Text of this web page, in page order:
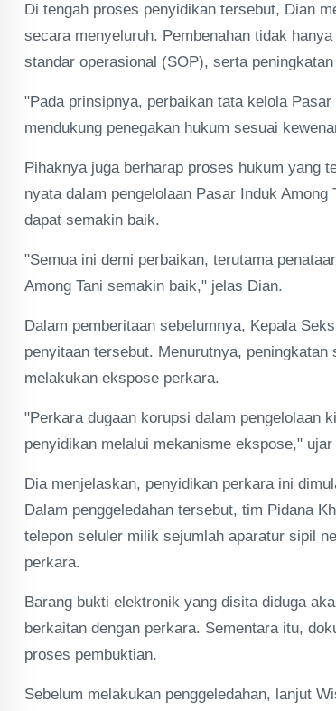
Di tengah proses penyidikan tersebut, Dian
secara menyeluruh. Pembenahan tidak
standar operasional (SOP), serta
"Pada prinsipnya, perbaikan tata kelola
mendukung penegakan hukum sesuai
Pihaknya juga berharap proses hukum yang
nyata dalam pengelolaan Pasar Induk
dapat semakin baik.
"Semua ini demi perbaikan, terutama
Among Tani semakin baik," jelas Dian.
Dalam pemberitaan sebelumnya, Kepala
penyitaan tersebut. Menurutnya,
melakukan ekspose perkara.
"Perkara dugaan korupsi dalam pengelolaan
penyidikan melalui mekanisme ekspose,"
Dia menjelaskan, penyidikan perkara ini
Dalam penggeledahan tersebut, tim Pidana
telepon seluler milik sejumlah aparatur sipil
perkara.
Barang bukti elektronik yang disita diduga
berkaitan dengan perkara. Sementara itu,
proses pembuktian.
Sebelum melakukan penggeledahan, lanjut